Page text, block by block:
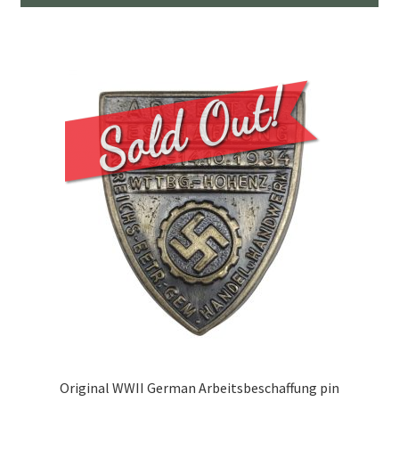
Original WWII German Arbeitsbeschaffung pin